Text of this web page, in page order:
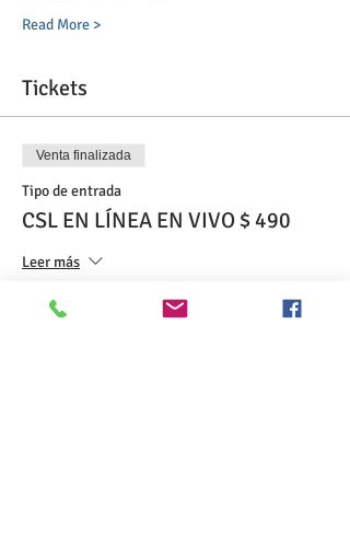
Read More >
Tickets
Venta finalizada
Tipo de entrada
CSL EN LÍNEA EN VIVO $ 490
Leer más
Precio